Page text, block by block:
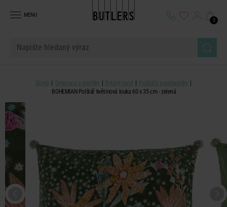
MENU
0
Domů Dekorace a doplňky Bytový textil
Polštáře a podsedáky
BOHEMIAN Polštář květinová louka 60 x 35 cm - zelená